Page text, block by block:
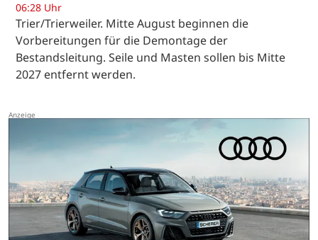
06:28 Uhr
Trier/Trierweiler. Mitte August beginnen die
Vorbereitungen für die Demontage der
Bestandsleitung. Seile und Masten sollen bis Mitte
2027 entfernt werden.